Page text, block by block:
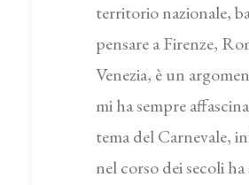
territorio nazionale,
pensare a Firenze,
Venezia, è un
mi ha sempre
tema del Carnevale,
nel corso dei secoli